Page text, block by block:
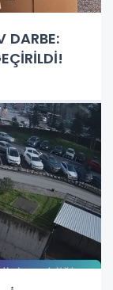
DARBE: